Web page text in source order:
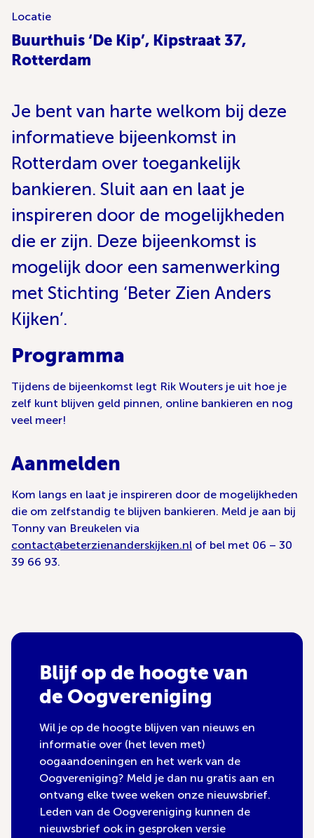
Locatie
Buurthuis ‘De Kip’, Kipstraat 37,
Rotterdam
Je bent van harte welkom bij deze
informatieve bijeenkomst in
Rotterdam over toegankelijk
bankieren. Sluit aan en laat je
inspireren door de mogelijkheden
die er zijn. Deze bijeenkomst is
mogelijk door een samenwerking
met Stichting ‘Beter Zien Anders
Kijken’.
Programma
Tijdens de bijeenkomst legt Rik Wouters je uit hoe je
zelf kunt blijven geld pinnen, online bankieren en nog
veel meer!
Aanmelden
Kom langs en laat je inspireren door de mogelijkheden
die om zelfstandig te blijven bankieren. Meld je aan bij
Tonny van Breukelen via
contact@beterzienanderskijken.nl of bel met 06 – 30
39 66 93.
Blijf op de hoogte van
de Oogvereniging
Wil je op de hoogte blijven van nieuws en
informatie over (het leven met)
oogaandoeningen en het werk van de
Oogvereniging? Meld je dan nu gratis aan en
ontvang elke twee weken onze nieuwsbrief.
Leden van de Oogvereniging kunnen de
nieuwsbrief ook in gesproken versie